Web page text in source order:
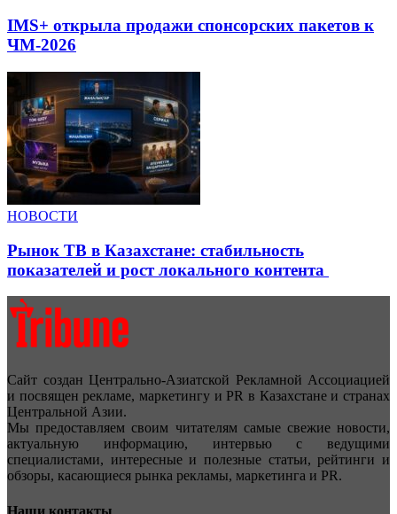
IMS+ открыла продажи спонсорских пакетов к
ЧМ-2026
НОВОСТИ
Рынок ТВ в Казахстане: стабильность
показателей и рост локального контента
Сайт создан Центрально-Азиатской Рекламной Ассоциацией
и посвящен рекламе, маркетингу и PR в Казахстане и странах
Центральной Азии.
Мы предоставляем своим читателям самые свежие новости,
актуальную информацию, интервью с ведущими
специалистами, интересные и полезные статьи, рейтинги и
обзоры, касающиеся рынка рекламы, маркетинга и PR.
Наши контакты